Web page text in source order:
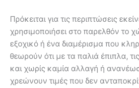
Πρόκειται για τις περιπτώσεις
χρησιμοποιήσει στο παρελθόν το
εξοχικό ή ένα διαμέρισμα που
θεωρούν ότι με τα παλιά έπιπλα,
και χωρίς καμία αλλαγή ή
χρεώνουν τιμές που δεν